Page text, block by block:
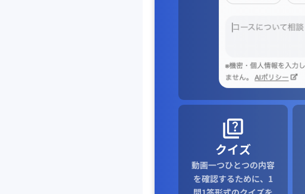
クイズ
動画一つひとつの内容
を確認するために、1